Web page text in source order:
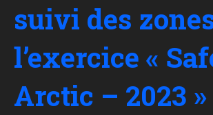
suivi des
l’exercice «
Arctic – 2023 »